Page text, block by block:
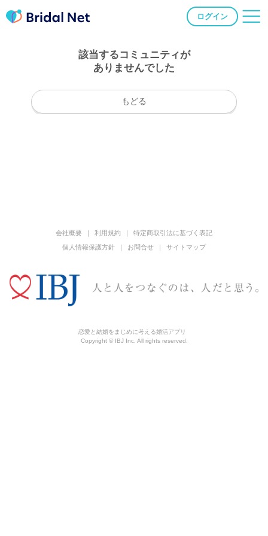
ログイン
該当するコミュニティが
ありませんでした
もどる
会社概要 利用規約
特定商取引法に基づく表記
個人情報保護方針
お問合せ サイトマップ
恋愛と結婚をまじめに考える婚活アプリ
Copyright © IBJ Inc. All rights reserved.